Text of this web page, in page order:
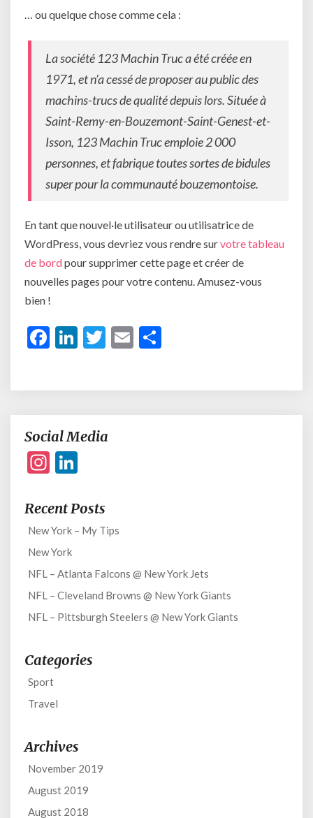
… ou quelque chose comme cela :
La société 123 Machin Truc a été créée en
1971, et n’a cessé de proposer au public des
machins-trucs de qualité depuis lors. Située à
Saint-Remy-en-Bouzemont-Saint-Genest-et-
Isson, 123 Machin Truc emploie 2 000
personnes, et fabrique toutes sortes de bidules
super pour la communauté bouzemontoise.
En tant que nouvel·le utilisateur ou utilisatrice de
WordPress, vous devriez vous rendre survotre tableau
de bordpour supprimer cette page et créer de
nouvelles pages pour votre contenu. Amusez-vous
bien !
F
o
o
k
Li
n
T
E
Social Media
Instagram
Recent Posts
New York – My Tips
New York
NFL – Atlanta Falcons @ New York Jets
NFL – Cleveland Browns @ New York Giants
NFL – Pittsburgh Steelers @ New York Giants
Categories
Sport
Travel
Archives
November 2019
August 2019
August 2018